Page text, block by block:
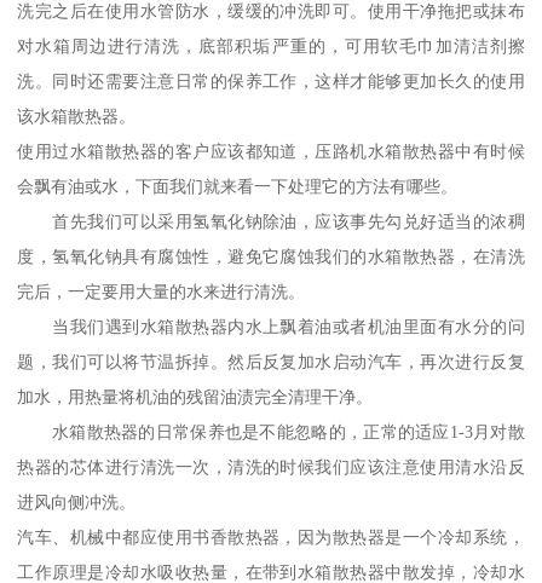
洗完之后在使用水管防水，缓缓的冲洗即可。使用干净拖把或抹布
对水箱周边进行清洗，底部积垢严重的，可用软毛巾加清洁剂擦
洗。同时还需要注意日常的保养工作，这样才能够更加长久的使用
该水箱散热器。
使用过水箱散热器的客户应该都知道，压路机水箱散热器中有时候
会飘有油或水，下面我们就来看一下处理它的方法有哪些。
首先我们可以采用氢氧化钠除油，应该事先勾兑好适当的浓稠
度，氢氧化钠具有腐蚀性，避免它腐蚀我们的水箱散热器，在清洗
完后，一定要用大量的水来进行清洗。
当我们遇到水箱散热器内水上飘着油或者机油里面有水分的问
题，我们可以将节温拆掉。然后反复加水启动汽车，再次进行反复
加水，用热量将机油的残留油渍完全清理干净。
水箱散热器的日常保养也是不能忽略的，正常的适应1-3月对散
热器的芯体进行清洗一次，清洗的时候我们应该注意使用清水沿反
进风向侧冲洗。
汽车、机械中都应使用书香散热器，因为散热器是一个冷却系统，
工作原理是冷却水吸收热量，在带到水箱散热器中散发掉，冷却水